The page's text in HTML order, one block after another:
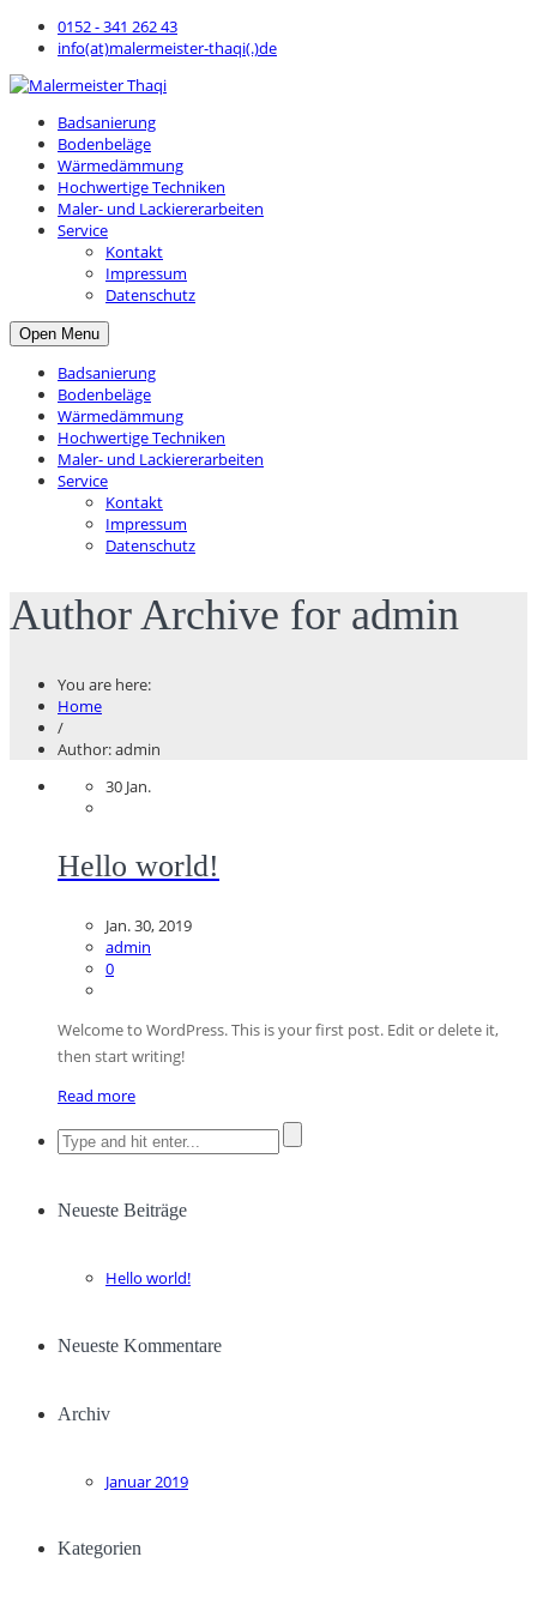
0152 - 341 262 43
info(at)malermeister-thaqi(.)de
Badsanierung
Bodenbeläge
Wärmedämmung
Hochwertige Techniken
Maler- und Lackiererarbeiten
Service
Kontakt
Impressum
Datenschutz
Open Menu
Badsanierung
Bodenbeläge
Wärmedämmung
Hochwertige Techniken
Maler- und Lackiererarbeiten
Service
Kontakt
Impressum
Datenschutz
Author Archive for admin
You are here:
Home
/
Author: admin
30 Jan.
Hello world!
Jan. 30, 2019
admin
0
Welcome to WordPress. This is your first post. Edit or delete it,
then start writing!
Read more
Neueste Beiträge
Hello world!
Neueste Kommentare
Archiv
Januar 2019
Kategorien